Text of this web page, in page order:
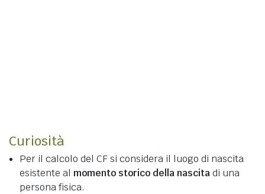
Curiosità
Per il calcolo del CF si considera il luogo di nascita
esistente al momento storico della nascitadi una
persona fisica.